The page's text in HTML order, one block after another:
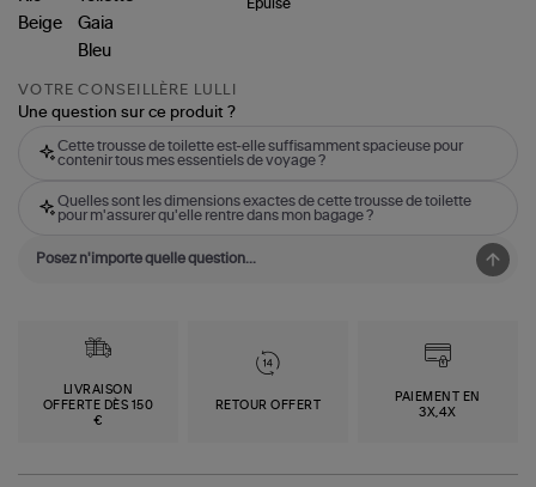
Épuisé
VOTRE CONSEILLÈRE LULLI
Une question sur ce produit ?
Cette trousse de toilette est-elle suffisamment spacieuse pour
contenir tous mes essentiels de voyage ?
Quelles sont les dimensions exactes de cette trousse de toilette
pour m'assurer qu'elle rentre dans mon bagage ?
LIVRAISON
OFFERTE DÈS 150
€
RETOUR OFFERT
PAIEMENT EN
3X,4X